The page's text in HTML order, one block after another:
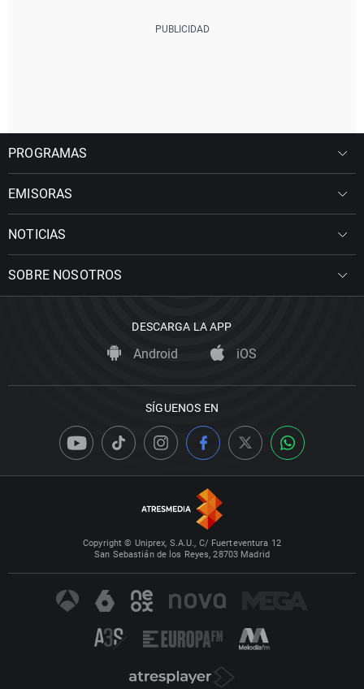
PROGRAMAS
EMISORAS
NOTICIAS
SOBRE NOSOTROS
DESCARGA LA APP
Android iOS
SÍGUENOS EN
Copyright © Uniprex, S.A.U., C/ Fuerteventura 12
San Sebastián de los Reyes, 28703 Madrid